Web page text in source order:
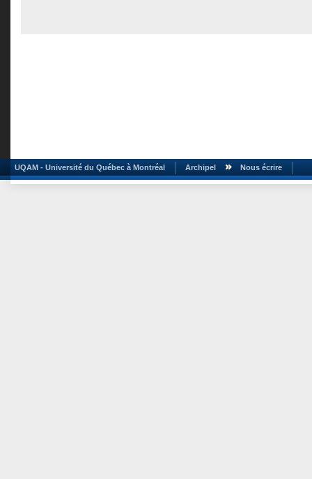
UQAM - Université du Québec à Montréal Archipel Nous écrire